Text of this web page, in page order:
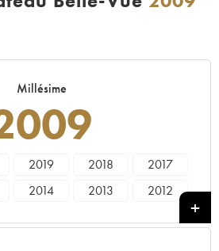
Millésime
2019 2018
2017
2014 2013
2012